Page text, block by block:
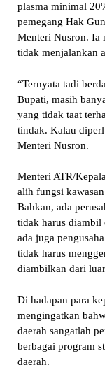
plasma minimal
pemegang Hak
Menteri Nusron. Ia
tidak menjalankan
“Ternyata tadi
Bupati, masih
yang tidak taat
tindak. Kalau
Menteri Nusron.
Menteri ATR/
alih fungsi
Bahkan, ada
tidak harus
ada juga
tidak harus
diambilkan dari
Di hadapan para
mengingatkan
daerah sangatlah
berbagai program
daerah.